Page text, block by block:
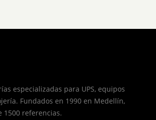
especializadas para UPS, equipos
Fundados en 1990 en Medellín,
1500 referencias.